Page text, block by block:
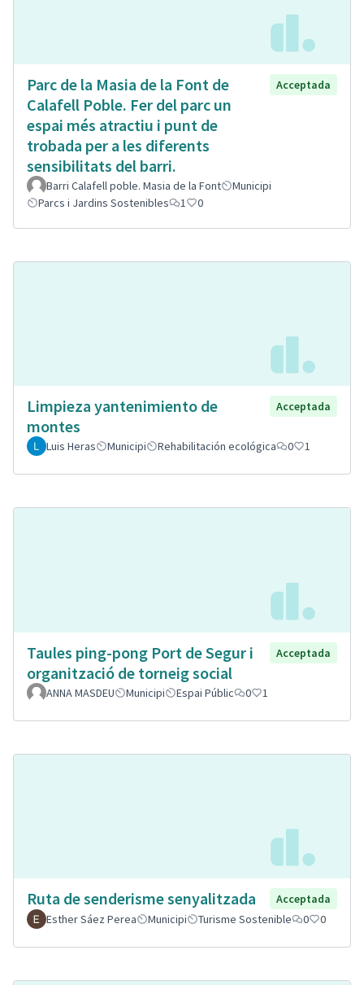
Parc de la Masia de la Font de
Calafell Poble. Fer del parc un
espai més atractiu i punt de
trobada per a les diferents
sensibilitats del barri.
Acceptada
Barri Calafell poble. Masia de la Font
Municipi
Parcs i Jardins Sostenibles
1 0
Limpieza yantenimiento de
montes
Acceptada
Luis Heras Municipi Rehabilitación ecológica 0 1
Taules ping-pong Port de Segur i
organització de torneig social
Acceptada
ANNA MASDEU Municipi Espai Públic 0 1
Ruta de senderisme senyalitzada
Acceptada
Esther Sáez Perea
Municipi Turisme Sostenible 0 0